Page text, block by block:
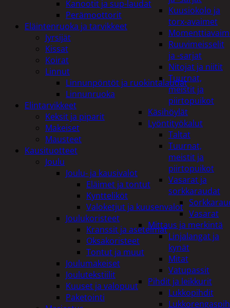
Kuusiokolo ja
torx-avaimet
Ruuvimeisselit
ja -sarjat
Nitojat ja niitit
Tuurnat,
meistit ja
piirtopuikot
Käsihöylät
Lyöntityökalut
Taltat
Tuurnat,
meistit ja
piirtopuikot
Vasarat ja
sorkkaraudat
Vasarat
Mittaus ja merkintä
Linjalangat ja
kynät
Mitat
Vatupassit
Pihdit ja leikkurit
Lukkopihdit
Kanootit ja sup-laudat
Perämoottorit
Eläintenruoka ja tarvikkeet
Jyrsijät
Kissat
Koirat
Linnut
Linnunpöntöt ja ruokintalaudat
Linnunruoka
Elintarvikkeet
Keksit ja piparit
Makeiset
Mausteet
Kausituotteet
Joulu
Joulu- ja kausivalot
Eläimet ja tontut
Kyntteliköt
Valoketjut ja kuusenvalot
Joulukoristeet
Kranssit ja asetelmat
Oksakoristeet
Tontut ja muut
Joulumakeiset
Joulutekstiilit
Kuuset ja valopuut
Paketointi